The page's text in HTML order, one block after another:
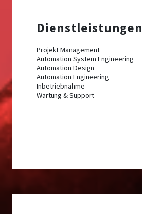
Dienstleistungen
Projekt Management
Automation System Engineering
Automation Design
Automation Engineering
Inbetriebnahme
Wartung & Support